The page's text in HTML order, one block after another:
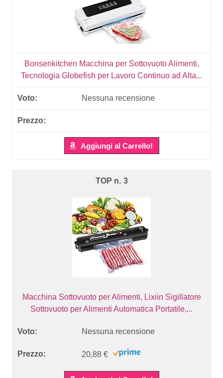
Bonsenkitchen Macchina per Sottovuoto Alimenti,
Tecnologia Globefish per Lavoro Continuo ad Alta...
Nessuna recensione
Aggiungi al Carrello!
3
Macchina Sottovuoto per Alimenti, Lixiin Sigillatore
Sottovuoto per Alimenti Automatica Portatile,...
Nessuna recensione
20,88 €